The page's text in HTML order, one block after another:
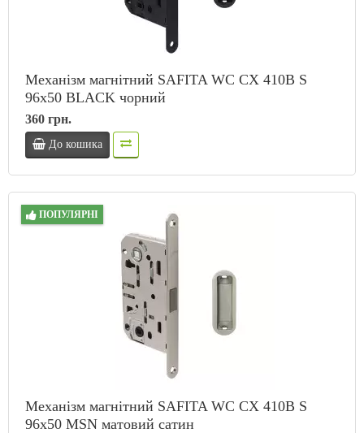
Механізм магнітний SAFITA WC CX 410B S
96x50 BLACK чорний
360 грн.
До кошика
ПОПУЛЯРНІ
Механізм магнітний SAFITA WC CX 410B S
96x50 MSN матовий сатин